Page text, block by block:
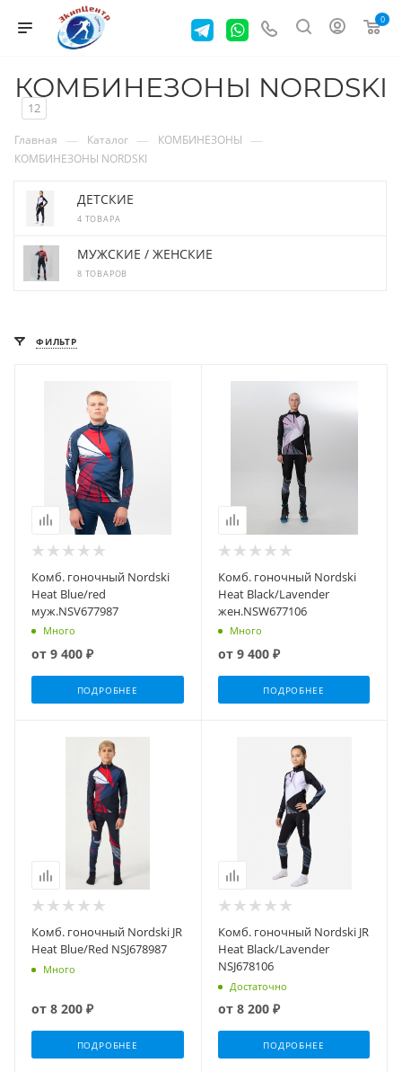
0
КОМБИНЕЗОНЫ NORDSKI
12
Главная — Каталог — КОМБИНЕЗОНЫ —
КОМБИНЕЗОНЫ NORDSKI
ДЕТСКИЕ
4 ТОВАРА
МУЖСКИЕ / ЖЕНСКИЕ
8 ТОВАРОВ
ФИЛЬТР
Комб. гоночный Nordski
Heat Blue/red
муж.NSV677987
Много
от 9 400 ₽
ПОДРОБНЕЕ
Комб. гоночный Nordski
Heat Black/Lavender
жен.NSW677106
Много
от 9 400 ₽
ПОДРОБНЕЕ
Комб. гоночный Nordski JR
Heat Blue/Red NSJ678987
Много
от 8 200 ₽
ПОДРОБНЕЕ
Комб. гоночный Nordski JR
Heat Black/Lavender
NSJ678106
Достаточно
от 8 200 ₽
ПОДРОБНЕЕ